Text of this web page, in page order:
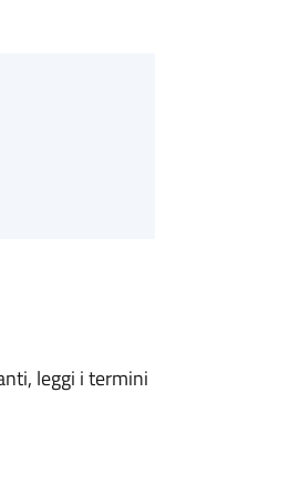
leggi i termini